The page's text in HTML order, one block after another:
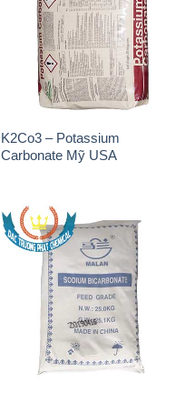
K2Co3 – Potassium
Carbonate Mỹ USA